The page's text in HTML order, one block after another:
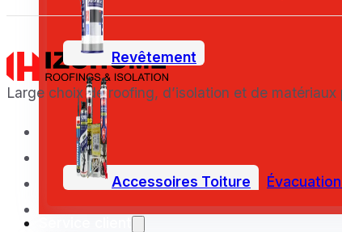
Revêtement
Accessoires Toiture
Large choix de roofing, d’isolation et de